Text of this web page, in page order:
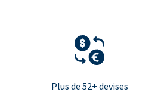
Plus de 52+ devises